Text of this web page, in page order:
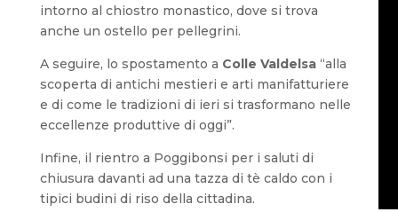
intorno al chiostro monastico, dove si trova
anche un ostello per pellegrini.
A seguire, lo spostamento a Colle Valdelsa “alla
scoperta di antichi mestieri e arti manifatturiere
e di come le tradizioni di ieri si trasformano nelle
eccellenze produttive di oggi”.
Infine, il rientro a Poggibonsi per i saluti di
chiusura davanti ad una tazza di tè caldo con i
tipici budini di riso della cittadina.